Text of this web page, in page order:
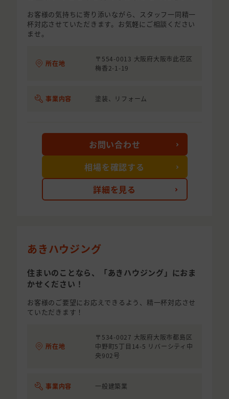
お客様の気持ちに寄り添いながら、スタッフ一同精一
杯対応させていただきます。お気軽にご相談ください
ませ。
所在地
〒554-0013 大阪府大阪市此花区
梅香2-1-19
事業内容 塗装、リフォーム
詳細を見る
お問い合わせ
相場を確認する
あきハウジング
住まいのことなら、「あきハウジング」におま
かせください！
お客様のご要望にお応えできるよう、精一杯対応させ
ていただきます！
所在地
〒534-0027 大阪府大阪市都島区
中野町5丁目14-5 リバーシティ中
央902号
事業内容 一般建築業